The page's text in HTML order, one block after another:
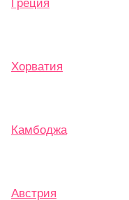
Греция
Хорватия
Камбоджа
Австрия